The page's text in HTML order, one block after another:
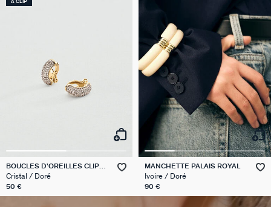
À CLIP
BOUCLES D'OREILLES CLIPS
CREOLES
Cristal / Doré
50 €
MANCHETTE PALAIS ROYAL
Ivoire / Doré
90 €